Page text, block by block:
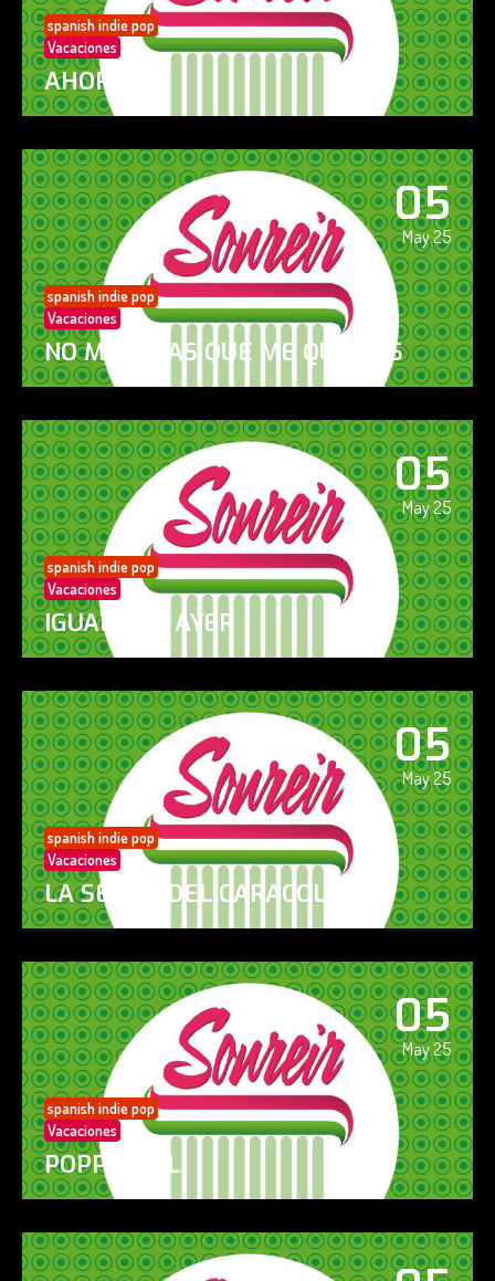
spanish indie pop
Vacaciones
AHORA SÍ!
05
May 25
spanish indie pop
Vacaciones
NO ME DIGAS QUE ME QUIERES
05
May 25
spanish indie pop
Vacaciones
IGUAL QUE AYER
05
May 25
spanish indie pop
Vacaciones
LA SENDA DEL CARACOL
05
May 25
spanish indie pop
Vacaciones
POPPY GIRL